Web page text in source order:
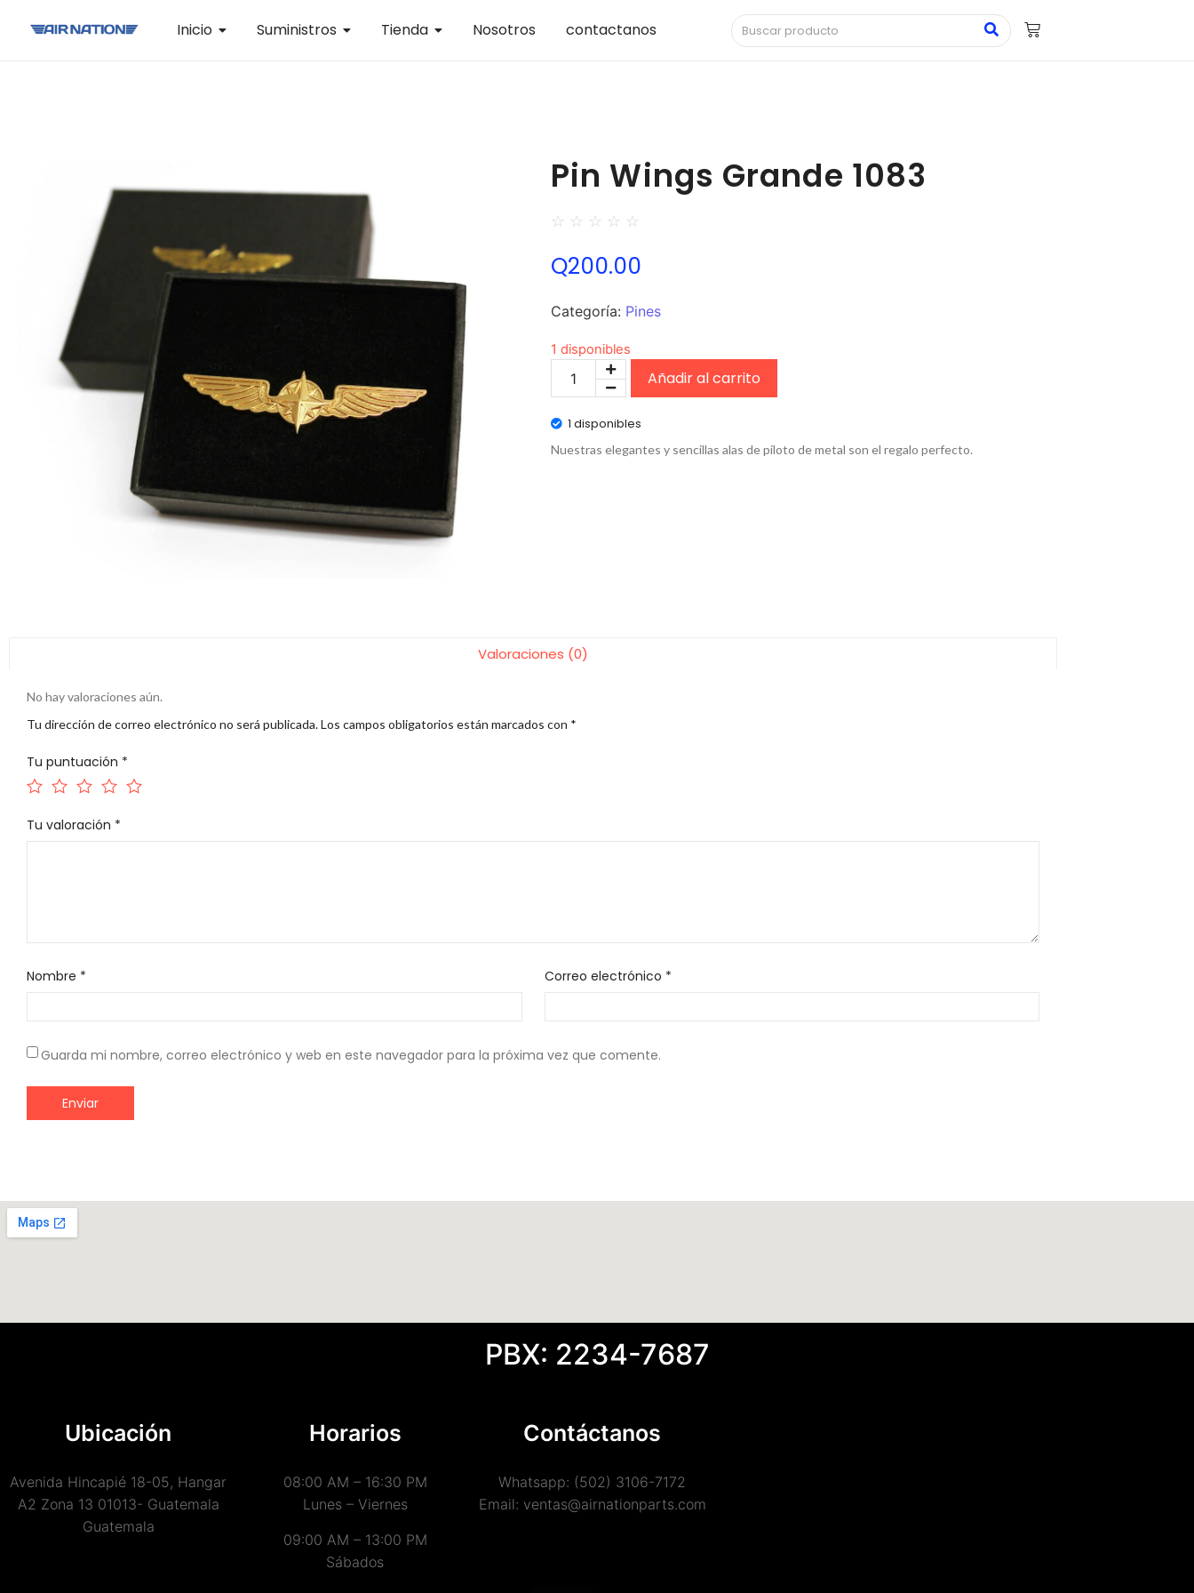
Inicio Suministros Tienda Nosotros contactanos
Pin Wings Grande 1083
☆ ☆ ☆ ☆ ☆
Q200.00
Categoría: Pines
1 disponibles
Añadir al carrito
1 disponibles
Nuestras elegantes y sencillas alas de piloto de metal son el regalo perfecto.
Valoraciones (0)
No hay valoraciones aún.
Tu dirección de correo electrónico no será publicada.Los campos obligatorios están marcados con *
Tu puntuación *
Tu valoración *
Nombre * Correo electrónico *
Guarda mi nombre, correo electrónico y web en este navegador para la próxima vez que comente.
PBX: 2234-7687
Ubicación
Avenida Hincapié 18-05, Hangar
A2 Zona 13 01013- Guatemala
Guatemala
Horarios
08:00 AM – 16:30 PM
Lunes – Viernes
09:00 AM – 13:00 PM
Sábados
Contáctanos
Whatsapp: (502) 3106-7172
Email: ventas@airnationparts.com